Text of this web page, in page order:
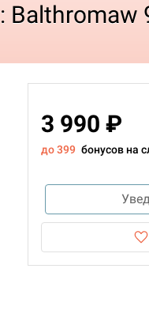
Balthromaw
3 990 ₽
до 399 бонусов на